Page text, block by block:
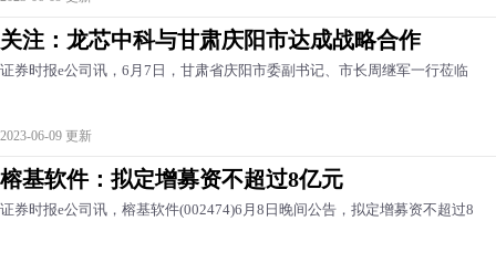
关注：龙芯中科与甘肃庆阳市达成战略合作
证券时报e公司讯，6月7日，甘肃省庆阳市委副书记、市长周继军一行莅临
2023-06-09 更新
榕基软件：拟定增募资不超过8亿元
证券时报e公司讯，榕基软件(002474)6月8日晚间公告，拟定增募资不超过8